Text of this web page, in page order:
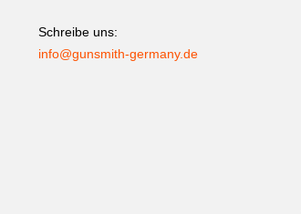
Schreibe uns:
info@gunsmith-germany.de